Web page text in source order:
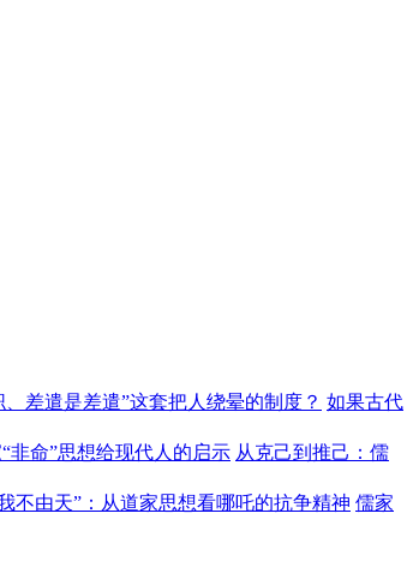
差遣是差遣”这套把人绕晕的制度？ 如果古代
非命”思想给现代人的启示 从克己到推己：儒
不由天”：从道家思想看哪吒的抗争精神 儒家